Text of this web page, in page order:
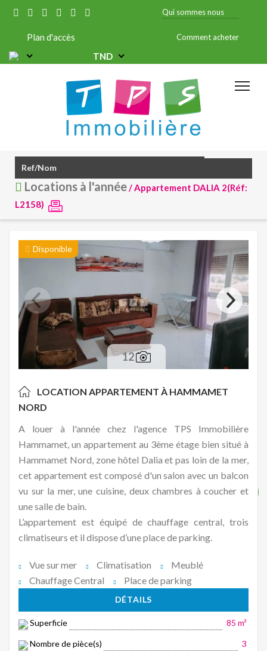
Qui sommes nous
Plan d'accès Comment acheter
TND
Locations à l'année/ Appartement DALIA 2(Réf:
L2158)
Disponible
12
LOCATION APPARTEMENT À HAMMAMET
NORD
A louer à l'année chez l'agence TPS Immobilière
Hammamet, un appartement au 3ème étage bien situé à
Hammamet Nord, zone hôtel Dalia et pas loin de la mer,
cet appartement est composé d'un salon avec un balcon
vu sur la mer, une cuisine, deux chambres à coucher et
une salle de bain.
L’appartement est équipé de chauffage central, trois
climatiseurs et il dispose d’une place de parking.
Vue sur mer Climatisation
Meublé
Chauffage Central
Place de parking
DÉTAILS
Superficie 85 m²
Nombre de pièce(s) 3